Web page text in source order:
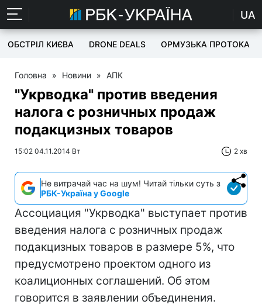
UA
ОБСТРІЛ КИЄВА DRONE DEALS ОРМУЗЬКА ПРОТОКА
Головна » Новини » АПК
"Укрводка" против введения
налога с розничных продаж
подакцизных товаров
15:02 04.11.2014 Вт 2 хв
Не витрачай час на шум! Читай тільки суть з
РБК-Україна у Google
Ассоциация "Укрводка" выступает против
введения налога с розничных продаж
подакцизных товаров в размере 5%, что
предусмотрено проектом одного из
коалиционных соглашений. Об этом
говорится в заявлении объединения.